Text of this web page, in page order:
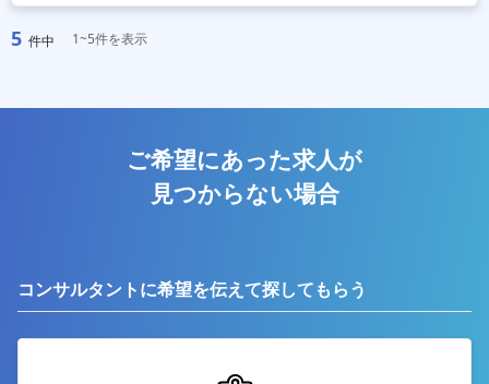
5 件中 1~5件を表示
ご希望にあった求人が
見つからない場合
コンサルタントに希望を伝えて探してもらう